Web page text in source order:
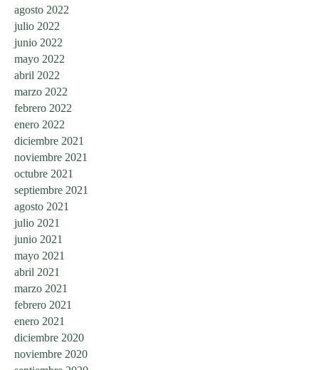
agosto 2022
julio 2022
junio 2022
mayo 2022
abril 2022
marzo 2022
febrero 2022
enero 2022
diciembre 2021
noviembre 2021
octubre 2021
septiembre 2021
agosto 2021
julio 2021
junio 2021
mayo 2021
abril 2021
marzo 2021
febrero 2021
enero 2021
diciembre 2020
noviembre 2020